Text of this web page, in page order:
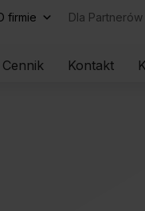
firmie Dla Partnerów
to
Cennik Kontakt